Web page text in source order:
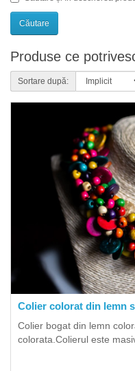
Produse ce
Sortare după:
Colier colorat din lemn
Colier bogat din lemn
colorata.Colierul este